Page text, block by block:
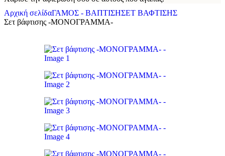
Αρχική σελίδαΓΑΜΟΣ - ΒΑΠΤΙΣΗΣΕΤ ΒΑΦΤΙΣΗΣ
Σετ βάφτισης -ΜΟΝΟΓΡΑΜΜΑ-